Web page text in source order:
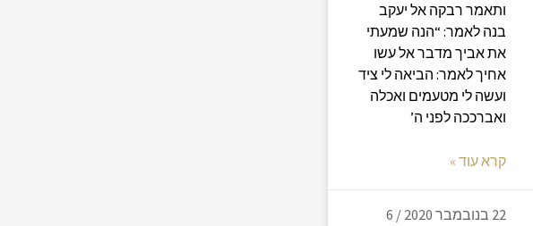
ותאמר רבקה אל יעקב
בנה לאמר: “הנה שמעתי
את אביך מדבר אל עשו
אחיך לאמר: הביאה לי ציד
ועשה לי מטעמים ואכלה
ואברככה לפני ה’
קרא עוד »
22 בנובמבר 2020 / 6